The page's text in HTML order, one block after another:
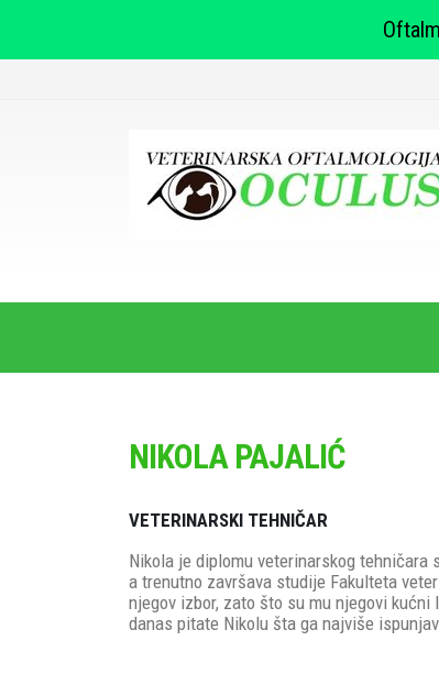
NIKOLA PAJALIĆ
VETERINARSKI TEHNIČAR
Nikola je diplomu veterinarskog tehničara
a trenutno završava studije Fakulteta
njegov izbor, zato što su mu njegovi
danas pitate Nikolu šta ga najviše